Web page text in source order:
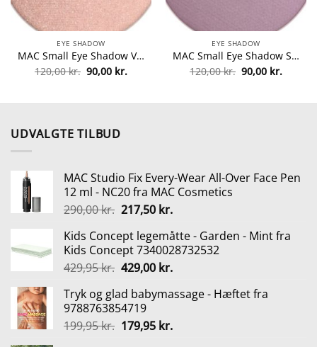
EYE SHADOW
MAC Small Eye Shadow Veluxe Pearl Refill 1,3 gr. – All That Glitters fra MAC Cosmetics
120,00kr. Den
oprindelige
120,00 kr..
90,00 kr.Den
90,00 kr..
EYE SHADOW
MAC Small Eye Shadow Satin Refill 1,5 gr. – Shale fra MAC Cosmetics
120,00kr. Den
oprindelige
120,00 kr..
90,00 kr.Den
90,00
UDVALGTE TILBUD
MAC Studio Fix Every-Wear All-Over Face Pen
12 ml - NC20 fra MAC Cosmetics
290,00kr. Den
pris
var:
290,00 kr..
217,50 kr.Den
pris
er:
217,50 kr..
Kids Concept legemåtte - Garden - Mint fra
Kids Concept 7340028732532
429,95kr. Den
pris
var:
429,95 kr..
429,00 kr.Den
pris
429,00 kr..
Tryk og glad babymassage - Hæftet fra
9788763854719
199,95kr. Den
179,95 kr.Den